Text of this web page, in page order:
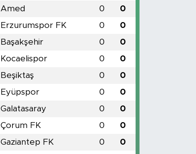
Amed 0 0
Erzurumspor FK 0 0
Başakşehir 0 0
Kocaelispor 0 0
Beşiktaş 0 0
Eyüpspor 0 0
Galatasaray 0 0
Çorum FK 0 0
Gaziantep FK 0 0